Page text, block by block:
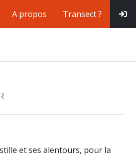
A propos Transect ?
et ses alentours, pour la